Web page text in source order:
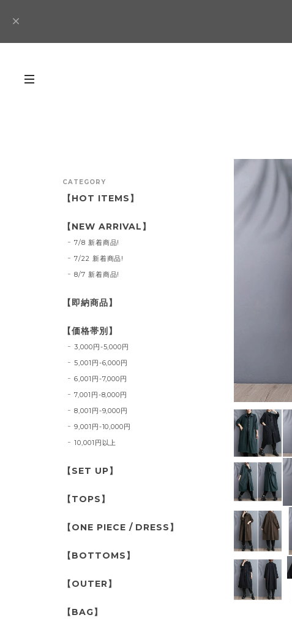
CATEGORY
【HOT ITEMS】
【NEW ARRIVAL】
7/8 新着商品!
7/22 新着商品!
8/7 新着商品!
【即納商品】
【価格帯別】
3,000円-5,000円
5,001円-6,000円
6,001円-7,000円
7,001円-8,000円
8,001円-9,000円
9,001円-10,000円
10,001円以上
【SET UP】
【TOPS】
【ONE PIECE / DRESS】
【BOTTOMS】
【OUTER】
【BAG】